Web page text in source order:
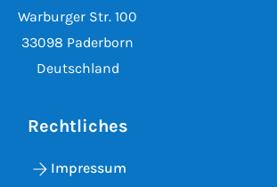
Warburger Str. 100
33098 Paderborn
Deutschland
Rechtliches
Impressum